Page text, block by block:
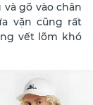
gõ vào chân
vặn cũng rất
vết lõm khó